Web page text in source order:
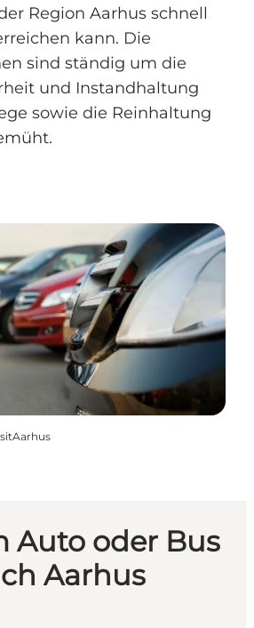
Region Aarhus schnell
kann. Die
sind ständig um die
und Instandhaltung
sowie die Reinhaltung
Auto oder Bus
Aarhus